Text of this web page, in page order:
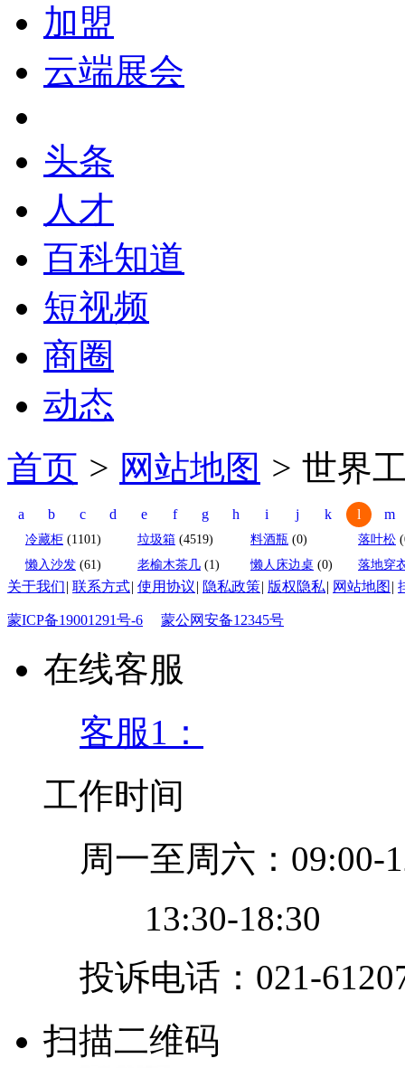
加盟
云端展会
头条
人才
百科知道
短视频
商圈
动态
首页 > 网站地图 > 世界
a b c d e f g h i j k l m
冷藏柜 (1101) 垃圾箱 (4519) 料酒瓶 (0) 落叶松
懒入沙发 (61) 老榆木茶几 (1) 懒人床边桌 (0) 落地穿
关于我们| 联系方式| 使用协议| 隐私政策| 版权隐私| 网站地图 |
蒙ICP备19001291号-6 蒙公网安备12345号
在线客服
客服1：
工作时间
周一至周六：09:00-
13:30-18:30
投诉电话：021-
扫描二维码